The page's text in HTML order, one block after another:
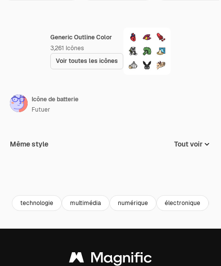
Generic Outline Color
3,261 Icônes
Voir toutes les icônes
Icône de batterie
Futuer
Même style Tout voir
technologie multimédia numérique électronique